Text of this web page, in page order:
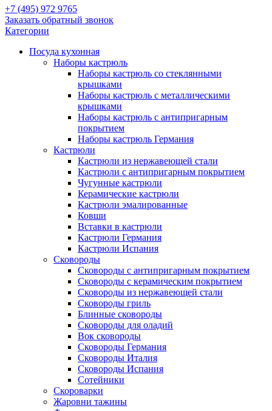
+7 (495) 972 9765
Заказать обратный звонок
Категории
Посуда кухонная
Наборы кастрюль
Наборы кастрюль со стеклянными
крышками
Наборы кастрюль с металлическими
крышками
Наборы кастрюль с антипригарным
покрытием
Наборы кастрюль Германия
Кастрюли
Кастрюли из нержавеющей стали
Кастрюли с антипригарным покрытием
Чугунные кастрюли
Керамические кастрюли
Кастрюли эмалированные
Ковши
Вставки в кастрюли
Кастрюли Германия
Кастрюли Испания
Сковороды
Сковороды с антипригарным покрытием
Сковороды с керамическим покрытием
Сковороды из нержавеющей стали
Сковороды гриль
Блинные сковороды
Сковороды для оладий
Вок сковороды
Сковороды Германия
Сковороды Италия
Сковороды Испания
Сотейники
Скороварки
Жаровни тажины